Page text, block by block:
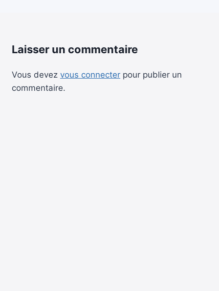
Laisser un commentaire
Vous devez vous connecter pour publier un
commentaire.